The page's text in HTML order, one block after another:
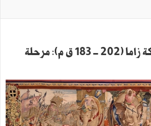
حنّبعل ما بعد معركة زاما (202 - 183 ق م): مرحلة